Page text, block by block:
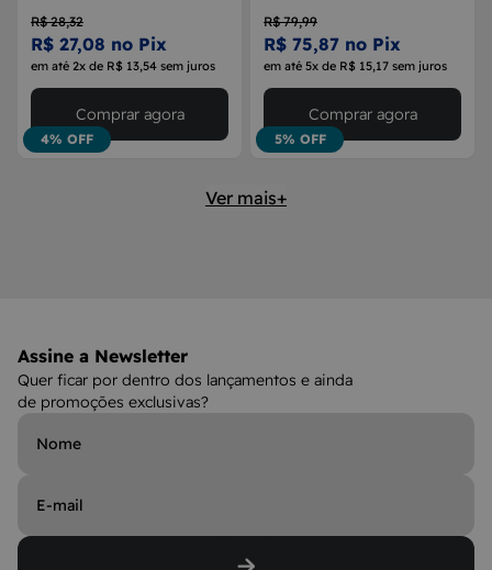
R$ 28,32
R$ 27,08 no Pix
em até 2x de R$ 13,54 sem juros
4% OFF
Comprar agora
R$ 79,99
R$ 75,87 no Pix
em até 5x de R$ 15,17 sem juros
5% OFF
Comprar agora
Ver mais+
Assine a Newsletter
Quer ficar por dentro dos lançamentos e ainda
de promoções exclusivas?